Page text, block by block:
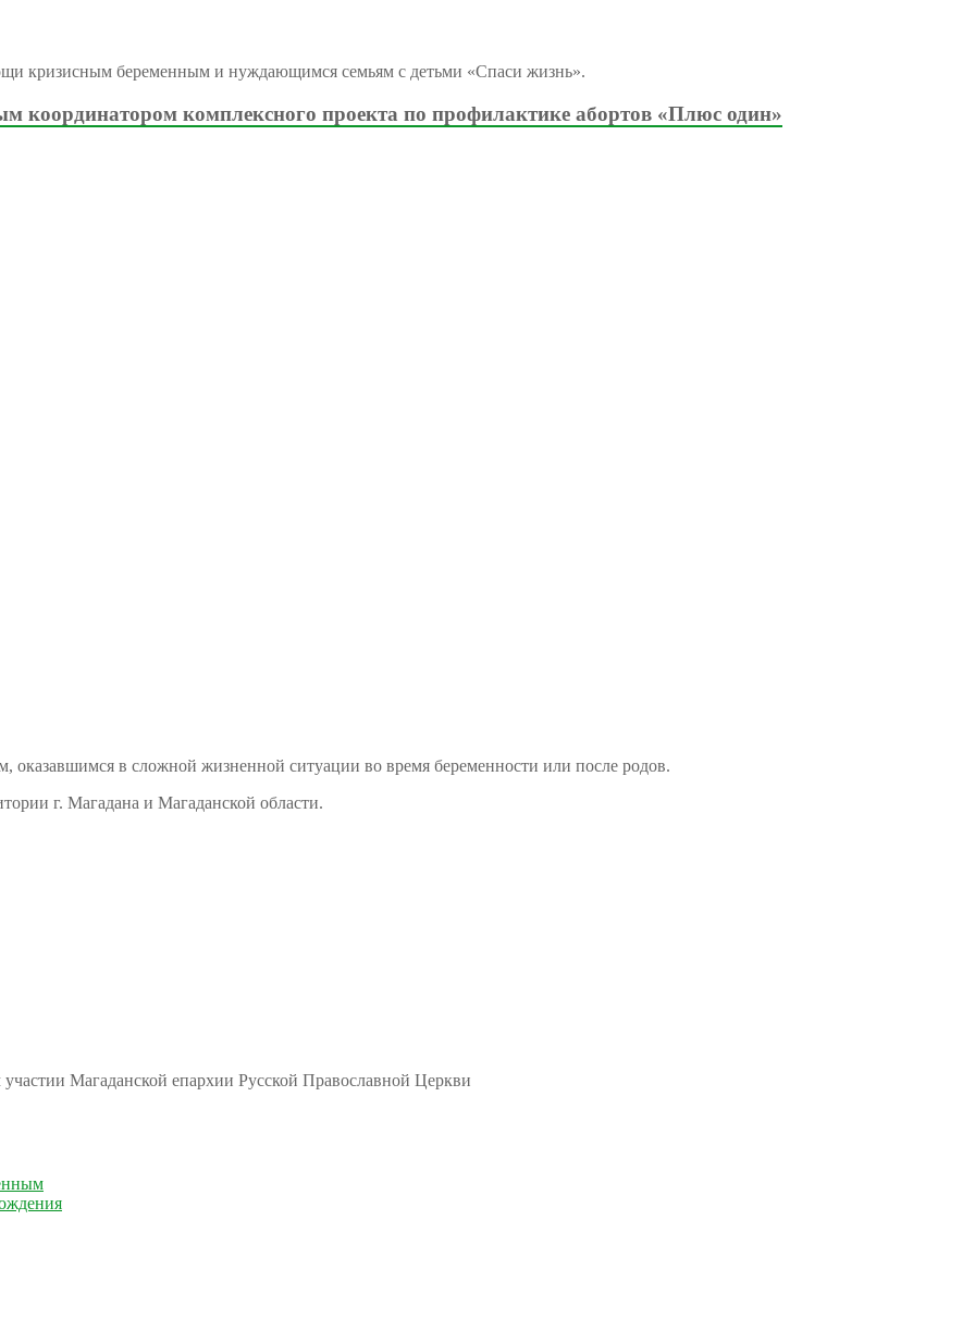
кризисным беременным и нуждающимся семьям с детьми «Спаси жизнь».
комплексного проекта по профилактике абортов «Плюс один»
в сложной жизненной ситуации во время беременности или после родов.
г. Магадана и Магаданской области.
Магаданской епархии Русской Православной Церкви